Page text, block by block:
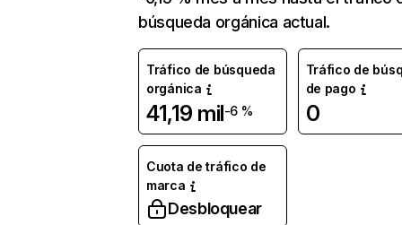
búsqueda orgánica actual.
Tráfico de búsqueda
orgánica
41,19 mil-6 %
Tráfico de
de pago
0
Cuota de tráfico de
marca
Desbloquear